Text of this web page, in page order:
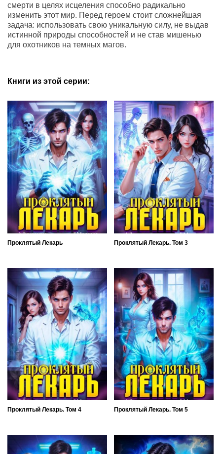
смерти в целях исцеления способно радикально
изменить этот мир. Перед героем стоит сложнейшая
задача: использовать свою уникальную силу, не выдав
истинной природы способностей и не став мишенью
для охотников на темных магов.
Книги из этой серии:
Проклятый Лекарь Проклятый Лекарь. Том 3
Проклятый Лекарь. Том 4 Проклятый Лекарь. Том 5